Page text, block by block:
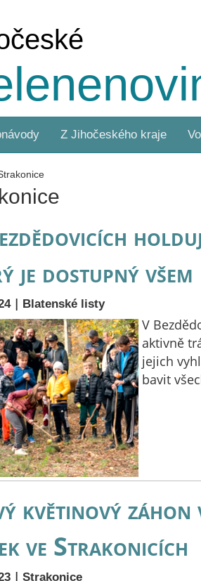
Z Jihočeského kraje
je dostupný všem
| Blatenské listy
V
aktivně
jejich
bavit
květinový záhon
ve Strakonicích
| Strakonice